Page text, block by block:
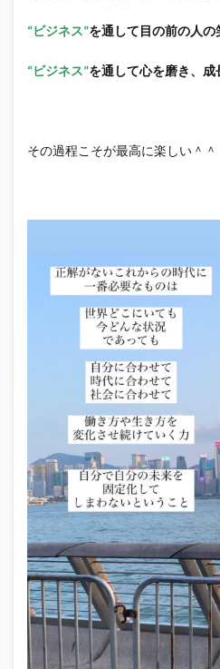
“ビジネス”を通して目の前の人の
“ビジネス”を通して心を磨き、成
その過程こそが最高に楽しい＾＾